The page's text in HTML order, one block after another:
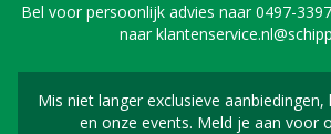
Bel voor persoonlijk advies naar0497-
naar
Mis niet langer exclusieve
en onze events. Meld je aan voor
Schrijf